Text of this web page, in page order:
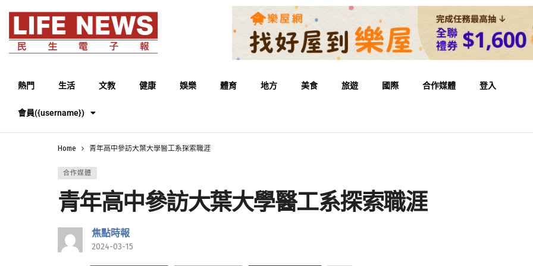
熱門 生活 文教 健康 娛樂 體育 地方 美食 旅遊 國際 合作媒體 登入
會員({username})
Home 青年高中參訪大葉大學醫工系探索職涯
合作媒體
青年高中參訪大葉大學醫工系探索職涯
焦點時報
2024-03-15